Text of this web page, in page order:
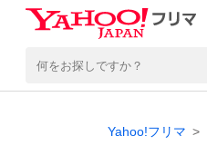
Yahoo!フリマ